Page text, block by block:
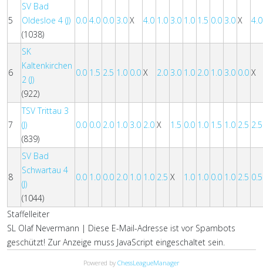
5
SV Bad
Oldesloe 4 (J)
(1038)
0.0 4.0 0.0 3.0 X 4.0 1.0 3.0 1.0 1.5 0.0 3.0 X 4.0
6
SK
Kaltenkirchen
2 (J)
(922)
0.0 1.5 2.5 1.0 0.0 X 2.0 3.0 1.0 2.0 1.0 3.0 0.0 X
7
TSV Trittau 3
(J)
(839)
0.0 0.0 2.0 1.0 3.0 2.0 X 1.5 0.0 1.0 1.5 1.0 2.5 2.5
8
SV Bad
Schwartau 4
(J)
(1044)
0.0 1.0 0.0 2.0 1.0 1.0 2.5 X 1.0 1.0 0.0 1.0 2.5 0.5
Staffelleiter
SL Olaf Nevermann | Diese E-Mail-Adresse ist vor Spambots
geschützt! Zur Anzeige muss JavaScript eingeschaltet sein.
Powered by ChessLeagueManager